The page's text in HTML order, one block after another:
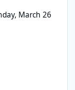
March 26